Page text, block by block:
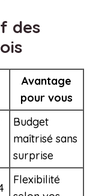
des
Avantage
pour vous
Budget
maîtrisé sans
surprise
Flexibilité